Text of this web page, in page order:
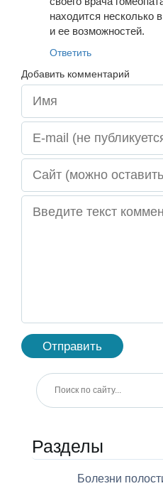
находится несколько
и ее возможностей.
Ответить
Добавить комментарий
Разделы
Болезни